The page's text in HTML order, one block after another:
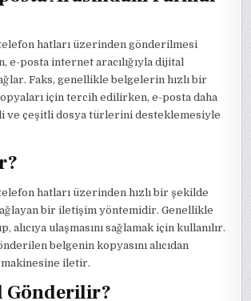
hatları üzerinden gönderilmesi
e-posta internet aracılığıyla dijital
Faks, genellikle belgelerin hızlı bir
için tercih edilirken, e-posta daha
ve çeşitli dosya türlerini desteklemesiyle
hatları üzerinden hızlı bir şekilde
bir iletişim yöntemidir. Genellikle
alıcıya ulaşmasını sağlamak için kullanılır.
belgenin kopyasını alıcıdan
iletir.
Gönderilir?